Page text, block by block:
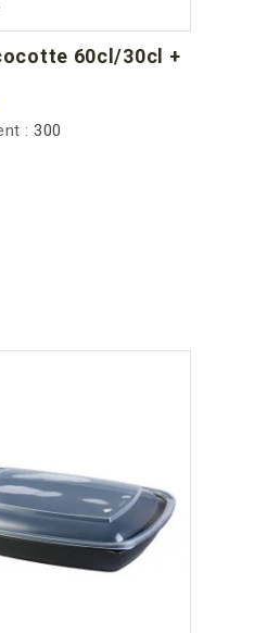
: 300